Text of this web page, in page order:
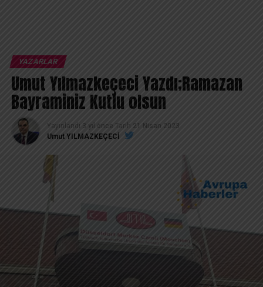
YAZARLAR
Umut Yılmazkeçeci Yazdı;Ramazan
Bayraminiz Kutlu olsun
Yayınlandı 3 yıl önce Tarih 21 Nisan 2023
Umut YILMAZKEÇECİ